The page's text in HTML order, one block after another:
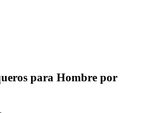
para Hombre por